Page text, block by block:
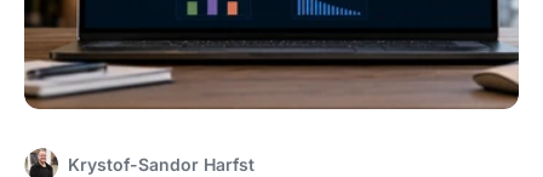
Krystof-Sandor Harfst